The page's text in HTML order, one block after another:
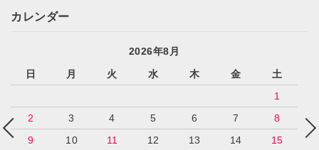
カレンダー
2026年8月
日
月 火 水 木 金
土
1
2
3 4 5 6 7
8
9
10 11 12 13 14
15